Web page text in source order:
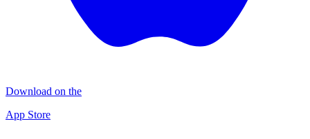
Download on the
App Store